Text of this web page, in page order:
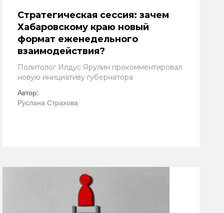
Стратегическая сессия: зачем
Хабаровскому краю новый
формат еженедельного
взаимодействия?
Политолог Илдус Ярулин прокомментировал
новую инициативу губернатора
Автор:
Руслана Страхова